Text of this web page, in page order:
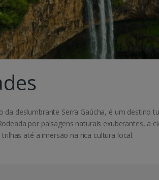
da deslumbrante Serra Gaúcha, é um destino
por paisagens naturais exuberantes, a
até a imersão na rica cultura local.